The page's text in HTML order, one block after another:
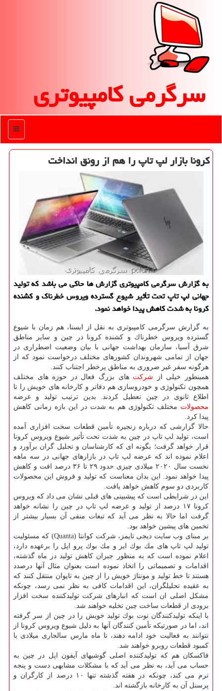
سرگرمی كامپیوتری
منو
كرونا بازار لپ تاپ را هم از رونق انداخت
به گزارش سرگرمی كامپیوتری گزارش ها حاكی می باشد كه تولید
جهانی لپ تاپ تحت تأثیر شیوع گسترده ویروس خطرناك و كشنده
كرونا به شدت كاهش پیدا خواهد نمود.
به گزارش سرگرمی كامپیوتری به نقل از ایسنا، هم زمان با شیوع
گسترده ویروس خطرناك و كشنده كرونا در چین و سایر مناطق
شرق آسیا، سازمان بهداشت جهانی با بیان وضعیت اضطراری در
جهان از تمامی شهروندان كشورهای مختلف درخواست نمود كه از
هرگونه سفر غیر ضروری به مناطق پرخطر اجتناب كنند.
همینطور خیلی از شركت های بزرگ فعال در حوزه های مختلف
همچون تكنولوژی و خودروسازی هم دفاتر و كارخانه های خویش را تا
اطلاع ثانوی در چین تعطیل كردند. بدین ترتیب تولید و عرضه
محصولات مختلف تكنولوژی هم به شدت در این بازه زمانی كاهش
پیدا كرد.
حالا گزارشی كه درباره زنجیره تأمین قطعات سخت افزاری آمده
است، تولید لپ تاپ در چین به شدت تحت تأثیر شیوع ویروس كرونا
قرار خواهد گرفت؛ بگونه ای كه كارشناسان و تحلیل گران برآورد و
اعلام نموده اند كه عرضه لپ تاپ در بازارهای جهانی در سه ماهه
نخست سال ۲۰۲۰ میلادی چیزی حدود ۲۹ تا ۳۶ درصد افت و كاهش
پیدا خواهد نمود. این بدان معناست كه تولید و فروش این محصولات
كاربردی دو سوم كاهش خواهد یافت.
این در شرایطی است كه پیشبینی های قبلی نشان می داد كه ویروس
كرونا ۱۷ درصد از تولید و عرضه لپ تاپ در چین را نشانه خواهد
گرفت اما حالا به نظر می آید كه تبعات منفی آن بسیار بیشتر از
تخمین های پیشین خواهد بود.
بر مبنای وب سایت دیجی تایمز، شركت كوانتا (Quanta) كه مسئولیت
تولید لپ تاپ های مك بوك ایر و مك بوك پرو اپل را برعهده دارد،
اعلام نموده است كه به منظور جبران كاهش تولید در ماه گذشته،
اقدامات و تصمیماتی را اتخاذ نموده است بعنوان مثال آنها درصدد
هستند تا خط تولید و مونتاژ خویش را از چین به تایوان منتقل كنند كه
به عقیده تحلیلگران، این اقدامات كافی به نظر نمی رسد، چونكه
مشكل اصلی ان است كه انبارهای شركت تولیدكننده سخت افزار
بزودی از قطعات ساخت چین تخلیه خواهند شد.
با اینكه تولیدكنندگان نوت بوك تولید خویش را در چین از سر گرفته
اند، اما در صورتیكه تأمین كنندگان آنها به دلیل شیوع ویروس كرونا از
نتوانند به فعالیت خود ادامه دهند، تا ماه مارس سالجاری میلادی با
كمبود قطعات روبرو خواهند شد.
فاكسكان هم كه تولیدكننده اصلی گوشیهای آیفون اپل در چین به
حساب می آید، به نظر می آید كه با مشكلات مشابهی دست و پنجه
نرم می كند، چونكه در هفته گذشته تنها ۱۰ درصد از كارگران و
پرسنل آن به كارخانه بازگشته اند.